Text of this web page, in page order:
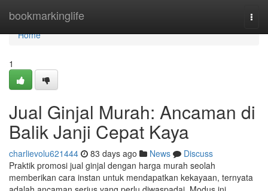
bookmarkinglife
Home
Home
1
Jual Ginjal Murah: Ancaman di
Balik Janji Cepat Kaya
charlievolu621444 83 days ago News
Discuss
Praktik promosi jual ginjal dengan harga murah seolah
memberikan cara instan untuk mendapatkan kekayaan, ternyata